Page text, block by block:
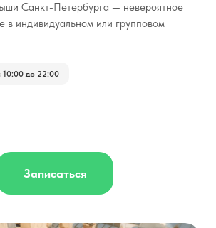
Санкт-Петербурга — невероятное
в индивидуальном или групповом
10:00 до 22:00
Записаться